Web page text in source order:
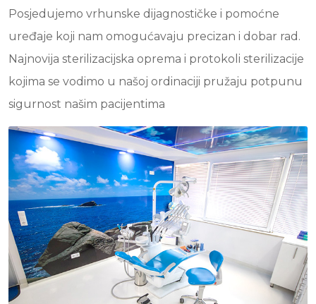
Posjedujemo vrhunske dijagnostičke i pomoćne
uređaje koji nam omogućavaju precizan i dobar rad.
Najnovija sterilizacijska oprema i protokoli sterilizacije
kojima se vodimo u našoj ordinaciji pružaju potpunu
sigurnost našim pacijentima